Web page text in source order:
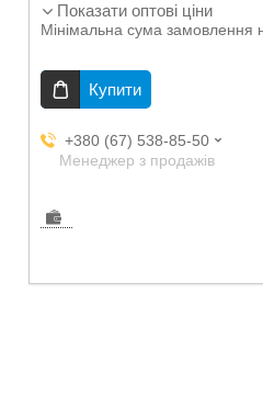
Показати оптові ціни
Мінімальна сума замовлення
Купити
+380 (67) 538-85-50
Менеджер з продажів